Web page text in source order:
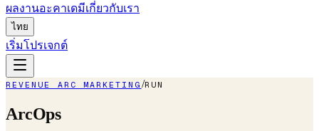
ผลงานอะคาเดมีเกี่ยวกับเรา
ไทย
เริ่มโปรเจกต์
REVENUE ARC MARKETING /RUN
ArcOps